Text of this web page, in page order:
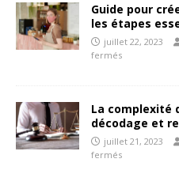
Guide pour
les étapes
juillet 22, 2023
fermés
La complexité
décodage et
juillet 21, 2023
fermés